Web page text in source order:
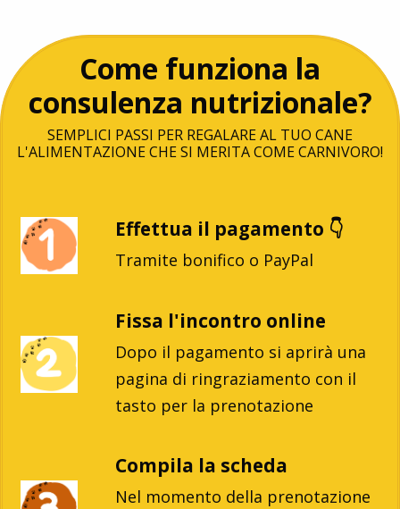
Come funziona la
consulenza nutrizionale?
SEMPLICI PASSI PER REGALARE AL TUO CANE
L'ALIMENTAZIONE CHE SI MERITA COME CARNIVORO!
Effettua il pagamento 👇
Tramite bonifico o PayPal
Fissa l'incontro online
Dopo il pagamento si aprirà una
pagina di ringraziamento con il
tasto per la prenotazione
Compila la scheda
Nel momento della prenotazione